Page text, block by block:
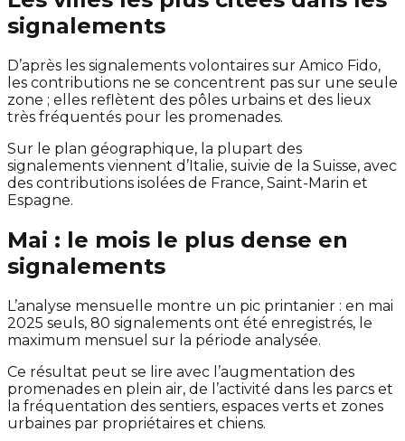
signalements
D’après les signalements volontaires sur Amico Fido,
les contributions ne se concentrent pas sur une seule
zone ; elles reflètent des pôles urbains et des lieux
très fréquentés pour les promenades.
Sur le plan géographique, la plupart des
signalements viennent d’Italie, suivie de la Suisse, avec
des contributions isolées de France, Saint-Marin et
Espagne.
Mai : le mois le plus dense en
signalements
L’analyse mensuelle montre un pic printanier : en mai
2025 seuls, 80 signalements ont été enregistrés, le
maximum mensuel sur la période analysée.
Ce résultat peut se lire avec l’augmentation des
promenades en plein air, de l’activité dans les parcs et
la fréquentation des sentiers, espaces verts et zones
urbaines par propriétaires et chiens.